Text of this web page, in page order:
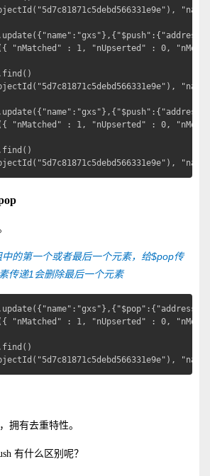
"nMatched" : 1, "nUpserted" : 0,
"nMatched" : 1, "nUpserted" : 0,
的第一个或者最后一个元素，给$pop传
传递1 会删除最后一个元素
"nMatched" : 1, "nUpserted" : 0,
拥有去重特性。
有什么区别呢？